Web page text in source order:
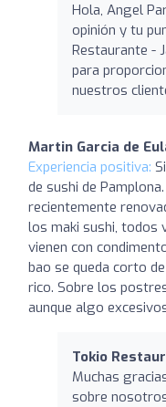
Hola, Angel
opinión y tu
Restaurante -
para
nuestros
Martin Garcia de
Experiencia positiva:
de sushi de
recientemente
los maki sushi, todos
vienen con
bao se queda corto
rico. Sobre los
aunque algo
Tokio
Muchas
sobre